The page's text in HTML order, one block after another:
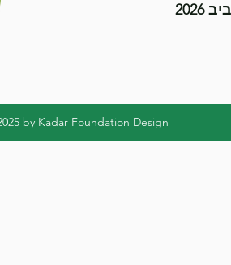
by Kadar Foundation Design